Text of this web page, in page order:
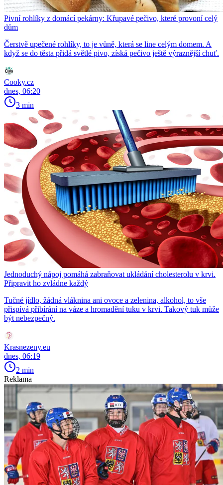
Pivní rohlíky z domácí pekárny: Křupavé pečivo, které provoní celý
dům
Čerstvě upečené rohlíky, to je vůně, která se line celým domem. A
když se do těsta přidá světlé pivo, získá pečivo ještě výraznější chuť.
Cooky.cz
dnes, 06:20
3 min
Jednoduchý nápoj pomáhá zabraňovat ukládání cholesterolu v krvi.
Připravit ho zvládne každý
Tučné jídlo, žádná vláknina ani ovoce a zelenina, alkohol, to vše
přispívá přibírání na váze a hromadění tuku v krvi. Takový tuk může
být nebezpečný.
Krasnezeny.eu
dnes, 06:19
2 min
Reklama